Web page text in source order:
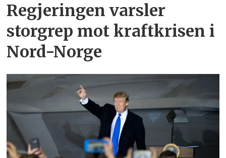
Regjeringen varsler
storgrep mot kraftkrisen i
Nord-Norge